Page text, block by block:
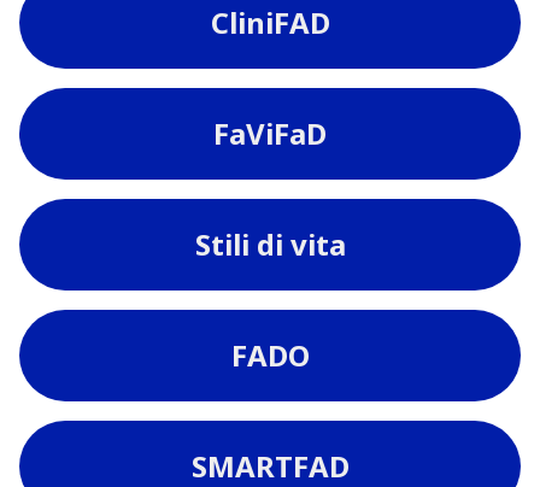
CliniFAD
FaViFaD
Stili di vita
FADO
SMARTFAD